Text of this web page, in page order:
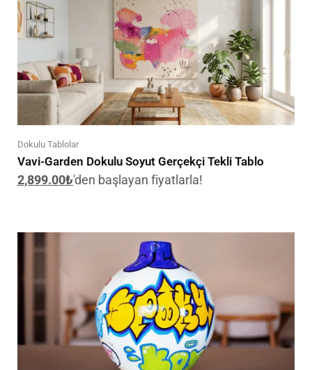
Dokulu Tablolar
Vavi-Garden Dokulu Soyut Gerçekçi Tekli Tablo
2,899.00₺'den başlayan fiyatlarla!